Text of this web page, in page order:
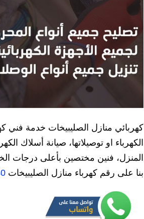
كهربائي منازل الصليبيخات خدمة فني
الكهرباء او توصيلاتها، صيانة أسلاك
المنزل، فنين مختصين بأعلى درجات
بنا على رقم كهرباء منازل الصليبيخات